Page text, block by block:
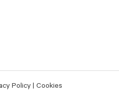
Policy Cookies